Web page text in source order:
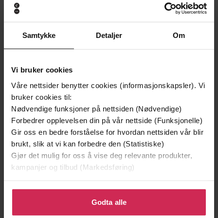
Samtykke Detaljer Om
Vi bruker cookies
Våre nettsider benytter cookies (informasjonskapsler). Vi
bruker cookies til:
Nødvendige funksjoner på nettsiden (Nødvendige)
Forbedrer opplevelsen din på vår nettside (Funksjonelle)
Gir oss en bedre forståelse for hvordan nettsiden vår blir
brukt, slik at vi kan forbedre den (Statistiske)
Gjør det mulig for oss å vise deg relevante produkter,
kampanjer og tilbud (Markedsføring)
Klikk på «Godta alle» for å gi oss ditt samtykke til å
bruke cookies for alle disse formålene. Du kan også
tilpasse ditt samtykke til spesifikke formål ved å klikke
Godta alle
Hekta på et håp om kjærlighet
Hjernen er stjernen